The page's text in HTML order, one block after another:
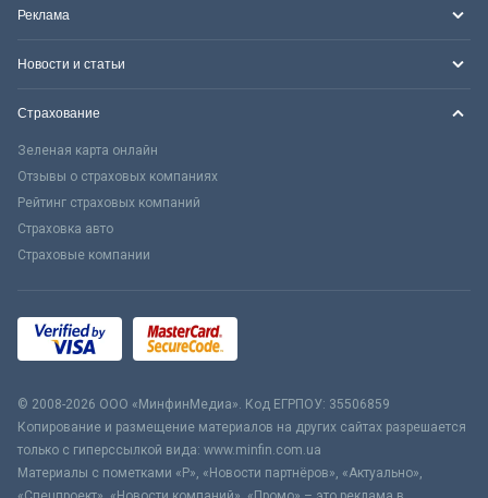
Реклама
Новости и статьи
Страхование
Зеленая карта онлайн
Отзывы о страховых компаниях
Рейтинг страховых компаний
Страховка авто
Страховые компании
© 2008-2026 ООО «МинфинМедиа». Код ЕГРПОУ: 35506859
Копирование и размещение материалов на других сайтах разрешается
только с гиперссылкой вида: www.minfin.com.ua
Материалы с пометками «Р», «Новости партнёров», «Актуально»,